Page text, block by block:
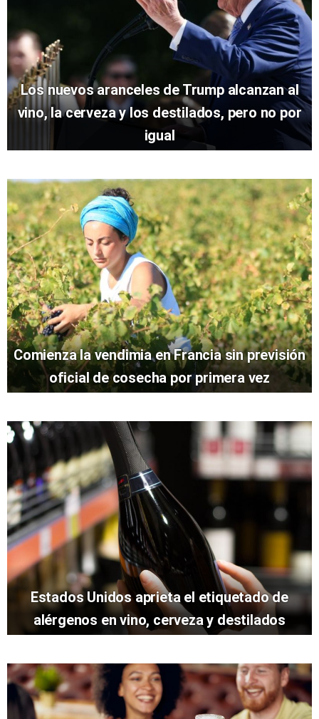
Los nuevos aranceles de Trump alcanzan al
vino, la cerveza y los destilados, pero no por
igual
Comienza la vendimia en Francia sin previsión
oficial de cosecha por primera vez
Estados Unidos aprieta el etiquetado de
alérgenos en vino, cerveza y destilados